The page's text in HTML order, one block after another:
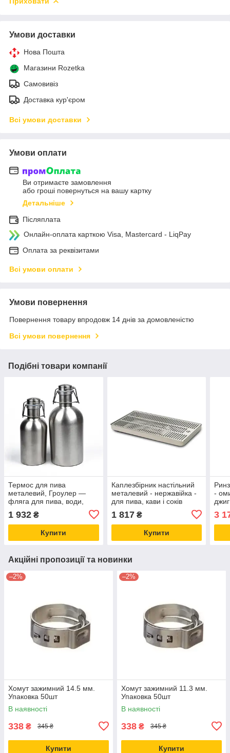
Умови доставки
Нова Пошта
Магазини Rozetka
Самовивіз
Доставка кур'єром
Всі умови доставки
Умови оплати
Ви отримаєте замовлення
або гроші повернуться на вашу картку
Детальніше
Післяплата
Онлайн-оплата карткою Visa, Mastercard - LiqPay
Оплата за реквізитами
Всі умови оплати
Умови повернення
Повернення товару впродовж 14 днів за домовленістю
Всі умови повернення
Подібні товари компанії
Термос для пива
металевий, Гроулер —
фляга для пива, води,
соку та газованих напоїв
1,9 л
1 932 ₴
Купити
Каплезбірник настільний
металевий - нержавійка -
для пива, кави і соків
1 817₴
Купити
-
для
3
Акційні пропозиції та новинки
–2%
Хомут зажимний 14.5 мм.
Упаковка 50шт
В наявності
338 ₴ 345 ₴
Купити
–2%
Хомут зажимний 11.3 мм.
Упаковка 50шт
В наявності
338 ₴ 345 ₴
Купити